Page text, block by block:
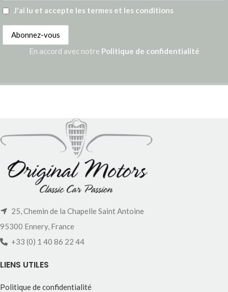
J'ai lu et accepte les termes et les conditions
En accord avec notre Politique de confidentialité
25, Chemin de la Chapelle Saint Antoine
95300 Ennery, France
+33 (0) 1 40 86 22 44
LIENS UTILES
Politique de confidentialité